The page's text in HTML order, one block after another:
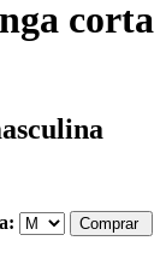
corta